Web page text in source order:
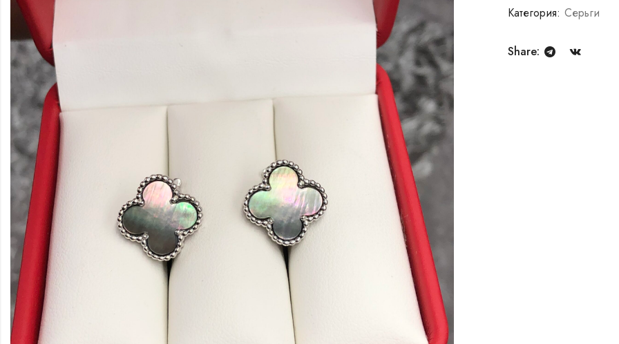
Категория: Серьги
Share: